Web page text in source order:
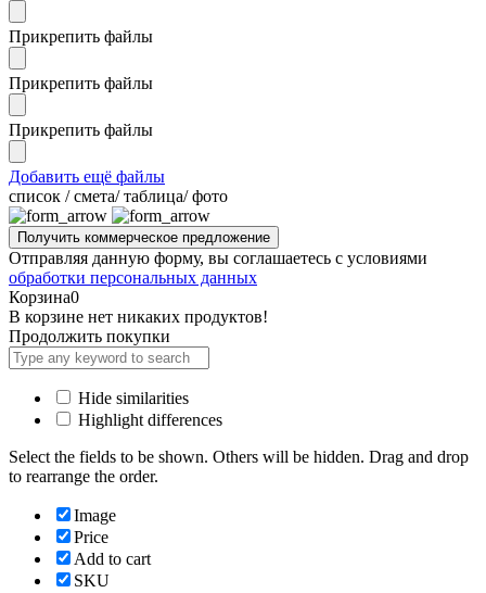
Прикрепить файлы
Прикрепить файлы
Прикрепить файлы
Добавить ещё файлы
cписок / смета/ таблица/ фото
Отправляя данную форму, вы соглашаетесь с условиями
обработки персональных данных
Корзина0
В корзине нет никаких продуктов!
Продолжить покупки
Hide similarities
Highlight differences
Select the fields to be shown. Others will be hidden. Drag and drop
to rearrange the order.
Image
Price
Add to cart
SKU